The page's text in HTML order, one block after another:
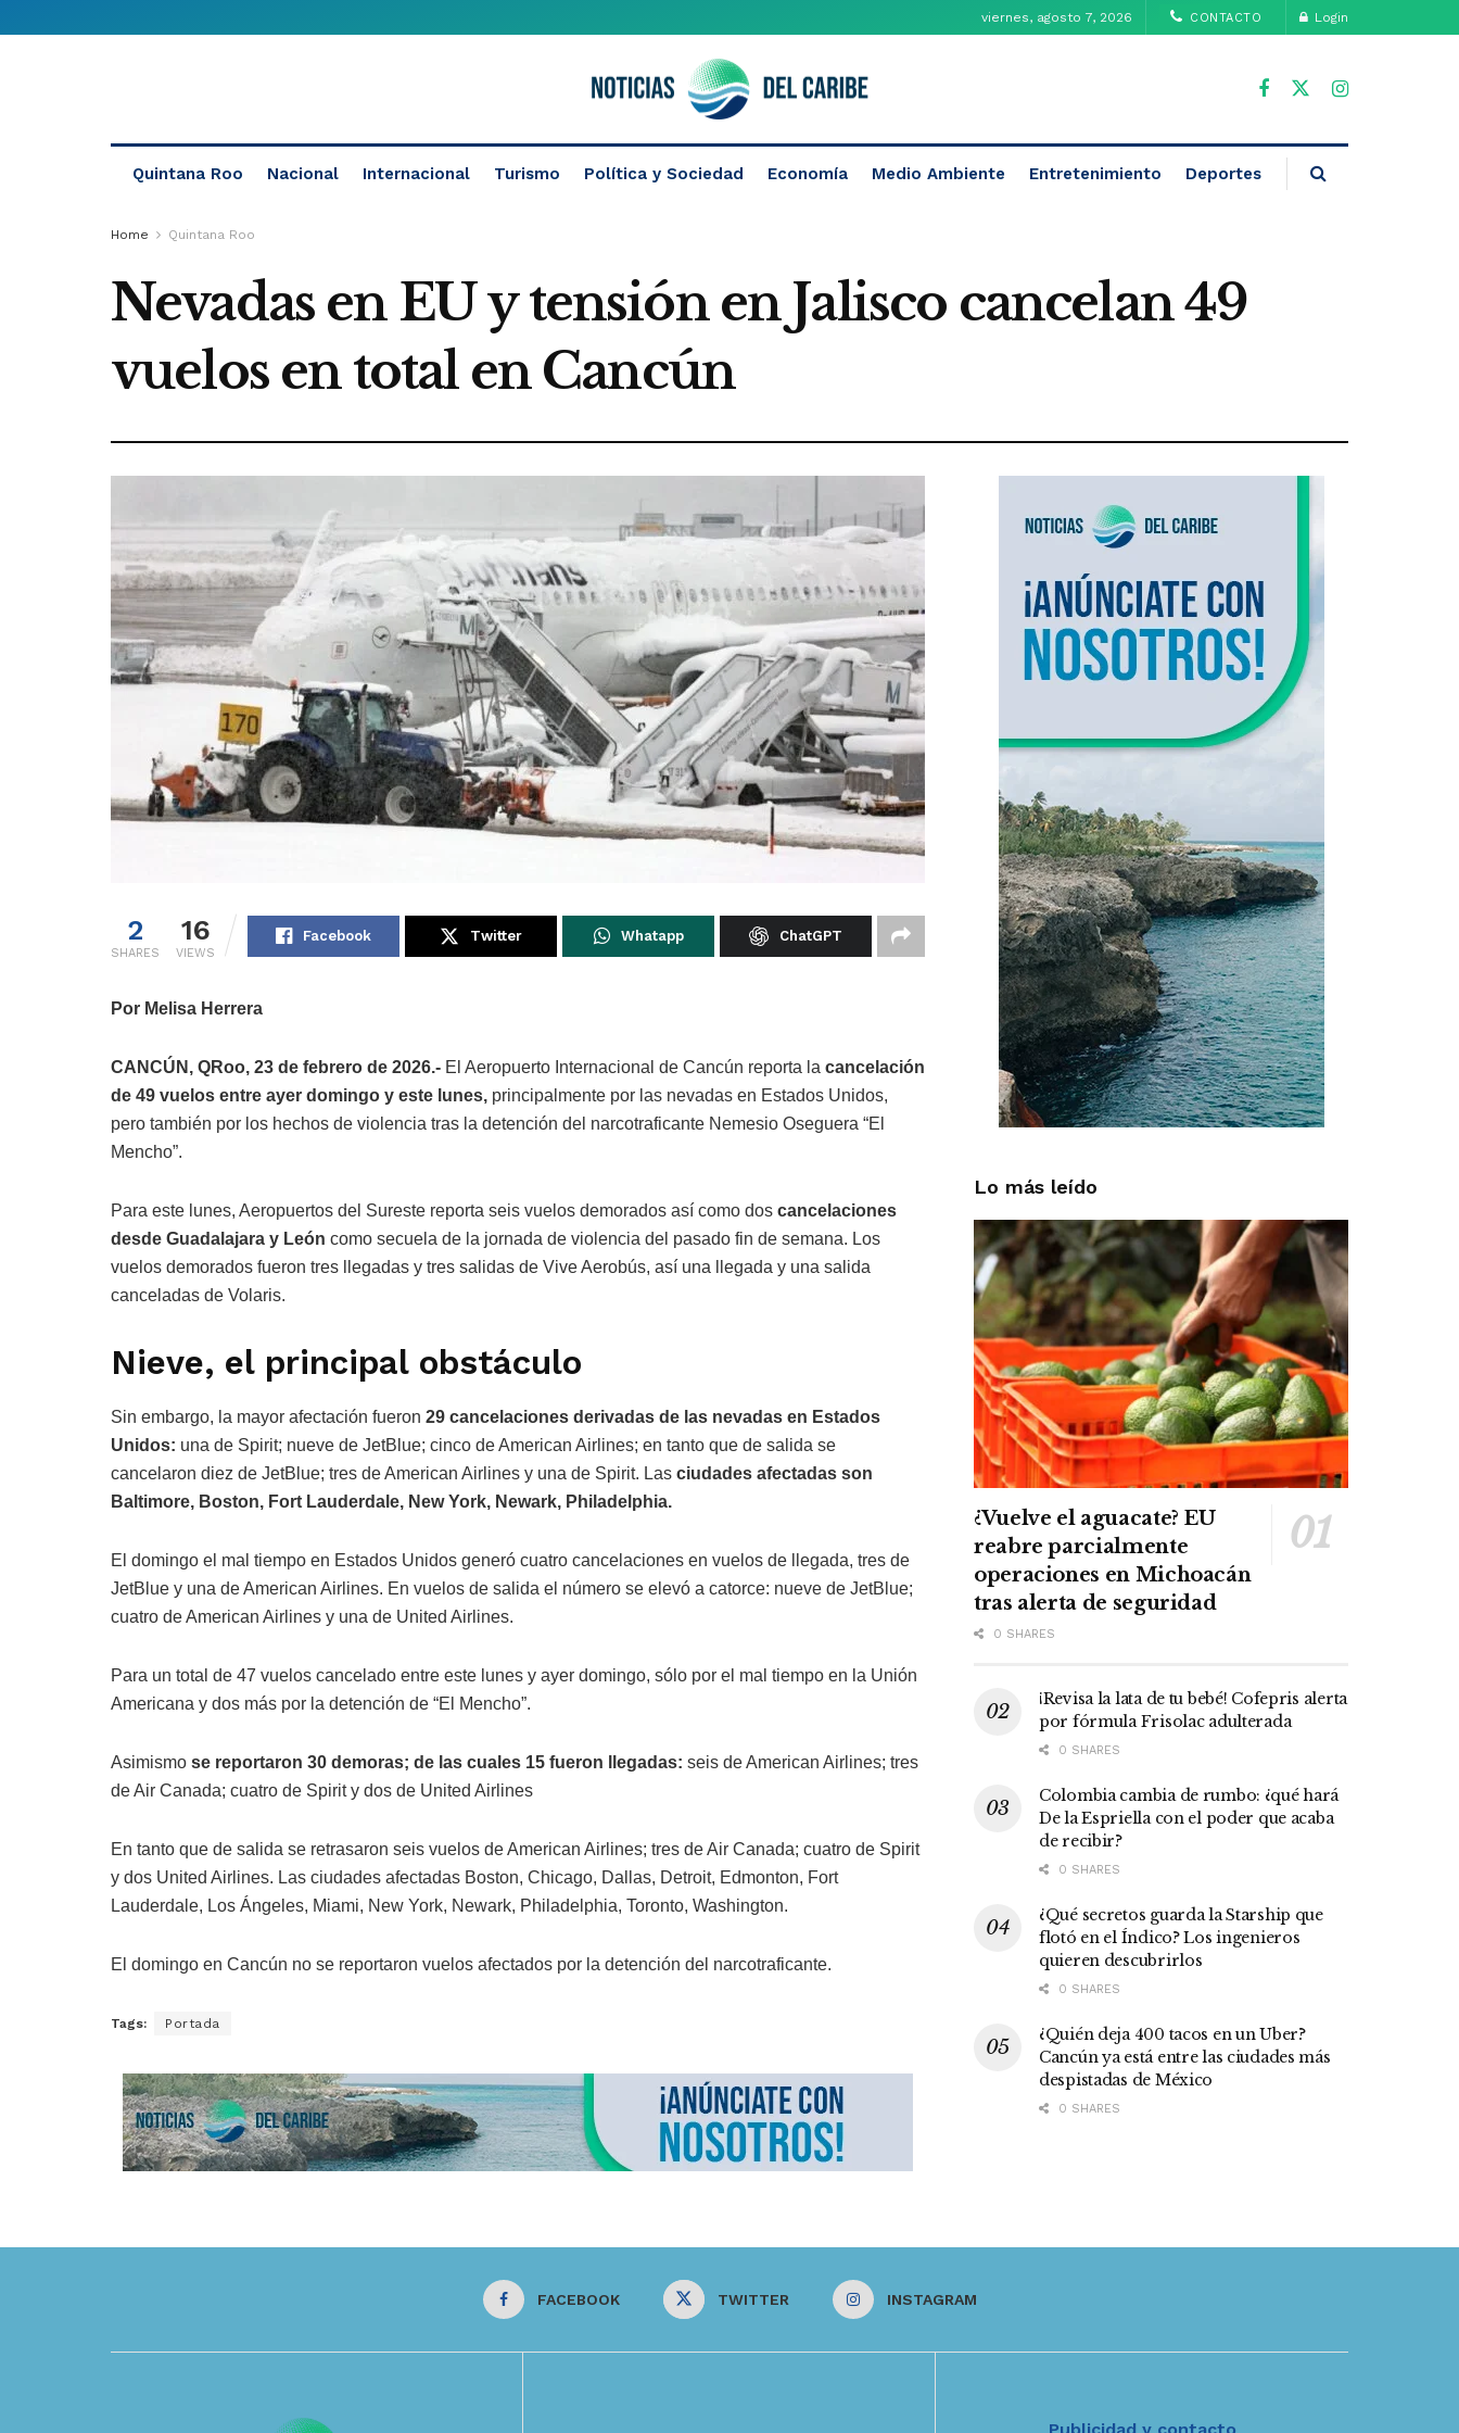
viernes, agosto 7, 2026 CONTACTO Login
Quintana Roo Nacional Internacional Turismo Política y Sociedad Economía Medio Ambiente Entretenimiento Deportes
Home Quintana Roo
Nevadas en EU y tensión en Jalisco cancelan 49
vuelos en total en Cancún
2
SHARES
16
VIEWS
Facebook Twitter Whatapp ChatGPT
Por Melisa Herrera
CANCÚN, QRoo, 23 de febrero de 2026.- El Aeropuerto Internacional de Cancún reporta la cancelación
de 49 vuelos entre ayer domingo y este lunes, principalmente por las nevadas en Estados Unidos,
pero también por los hechos de violencia tras la detención del narcotraficante Nemesio Oseguera “El
Mencho”.
Para este lunes, Aeropuertos del Sureste reporta seis vuelos demorados así como dos cancelaciones
desde Guadalajara y León como secuela de la jornada de violencia del pasado fin de semana. Los
vuelos demorados fueron tres llegadas y tres salidas de Vive Aerobús, así una llegada y una salida
canceladas de Volaris.
Nieve, el principal obstáculo
Sin embargo, la mayor afectación fueron 29 cancelaciones derivadas de las nevadas en Estados
Unidos: una de Spirit; nueve de JetBlue; cinco de American Airlines; en tanto que de salida se
cancelaron diez de JetBlue; tres de American Airlines y una de Spirit. Las ciudades afectadas son
⁠Baltimore, Boston, Fort Lauderdale, New York, Newark, Philadelphia.
El domingo el mal tiempo en Estados Unidos generó cuatro cancelaciones en vuelos de llegada, tres de
JetBlue y una de American Airlines. En vuelos de salida el número se elevó a catorce: nueve de JetBlue;
cuatro de American Airlines y una de United Airlines.
Para un total de 47 vuelos cancelado entre este lunes y ayer domingo, sólo por el mal tiempo en la Unión
Americana y dos más por la detención de “El Mencho”.
Asimismo se reportaron 30 demoras; de las cuales 15 fueron llegadas: seis de American Airlines; tres
de Air Canada; cuatro de Spirit y dos de United Airlines
En tanto que de salida se retrasaron seis vuelos de American Airlines; tres de Air Canada; cuatro de Spirit
y dos United Airlines. Las ciudades afectadas Boston, Chicago, Dallas, Detroit, Edmonton, Fort
Lauderdale, Los Ángeles, Miami, New York, Newark, Philadelphia, Toronto, Washington.
El domingo en Cancún no se reportaron vuelos afectados por la detención del narcotraficante.
Tags: Portada
Lo más leído
¿Vuelve el aguacate? EU
reabre parcialmente
operaciones en Michoacán
tras alerta de seguridad
0 SHARES
¡Revisa la lata de tu bebé! Cofepris alerta
por fórmula Frisolac adulterada
0 SHARES
Colombia cambia de rumbo: ¿qué hará
De la Espriella con el poder que acaba
de recibir?
0 SHARES
¿Qué secretos guarda la Starship que
flotó en el Índico? Los ingenieros
quieren descubrirlos
0 SHARES
¿Quién deja 400 tacos en un Uber?
Cancún ya está entre las ciudades más
despistadas de México
0 SHARES
FACEBOOK TWITTER INSTAGRAM